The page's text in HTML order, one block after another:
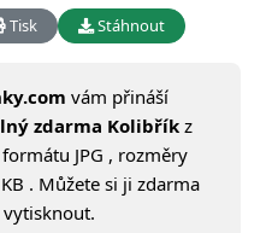
Tisk Stáhnout
vám přináší
zdarma Kolibříkz
JPG , rozměry
. Můžete si ji zdarma